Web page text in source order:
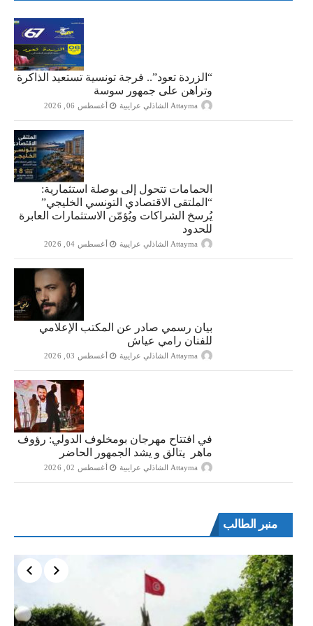
“الزردة تعود”.. فرجة تونسية تستعيد الذاكرة
وتراهن على جمهور سوسة
Attayma الشاذلي عرايبية أغسطس 06, 2026
الحمامات تتحول إلى بوصلة استثمارية:
“الملتقى الاقتصادي التونسي الخليجي”
يُرسخ الشراكات ويُؤمّن الاستثمارات العابرة
للحدود
Attayma الشاذلي عرايبية أغسطس 04, 2026
بيان رسمي صادر عن المكتب الإعلامي
للفنان رامي عياش
Attayma الشاذلي عرايبية أغسطس 03, 2026
في افتتاح مهرجان بومخلوف الدولي: رؤوف
ماهر يتالق و يشد الجمهور الحاضر
Attayma الشاذلي عرايبية أغسطس 02, 2026
منبر الطالب